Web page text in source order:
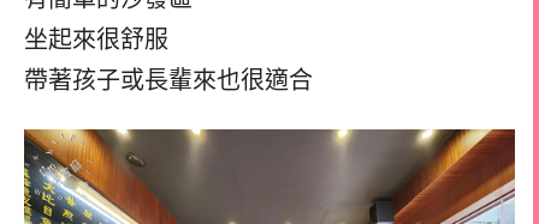
坐起來很舒服
帶著孩子或長輩來也很適合